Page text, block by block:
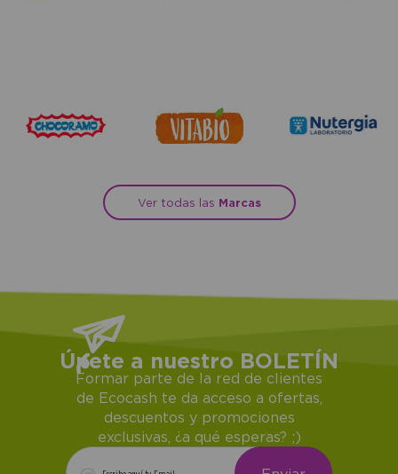
Ver todas las Marcas
Únete a nuestro BOLETÍN
Formar parte de la red de clientes
de Ecocash te da acceso a ofertas,
descuentos y promociones
exclusivas, ¿a qué esperas? ;)